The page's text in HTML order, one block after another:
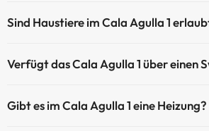
Sind Haustiere im Cala Agulla 1
Verfügt das Cala Agulla 1 über einen
eventuell gebührenpflichtig). Hier finden Sie
Gibt es im Cala Agulla 1 eine Heizung?